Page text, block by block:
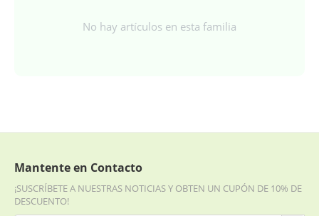
No hay artículos en esta familia
Mantente en Contacto
¡SUSCRÍBETE A NUESTRAS NOTICIAS Y OBTEN UN CUPÓN DE 10% DE
DESCUENTO!